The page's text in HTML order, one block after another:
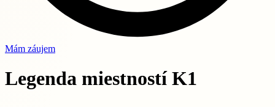
Mám záujem
Legenda miestností K1